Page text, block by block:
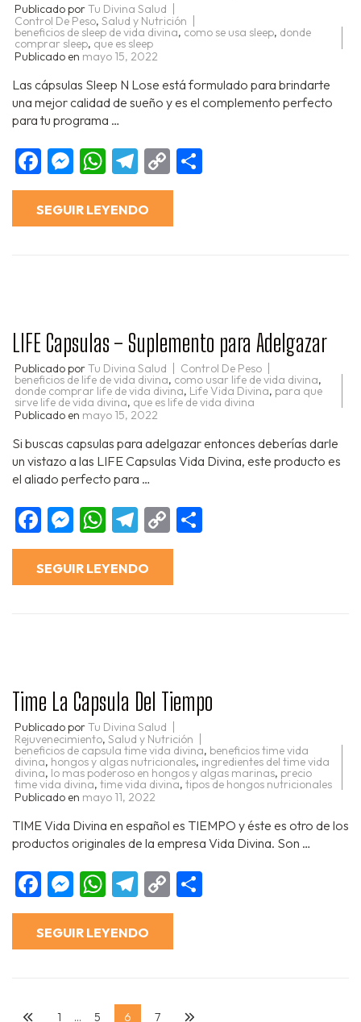
Publicado porTu Divina Salud
Control De Peso, Salud y Nutrición
beneficios de sleep de vida divina, como se usa sleep, donde
comprar sleep, que es sleep
Publicado en mayo 15, 2022
Las cápsulas Sleep N Lose está formulado para brindarte
una mejor calidad de sueño y es el complemento perfecto
para tu programa …
Facebook
Messenger
WhatsApp
Telegram
Copy
Link
SEGUIR LEYENDO
LIFE Capsulas – Suplemento para Adelgazar
Publicado porTu Divina Salud Control De Peso
beneficios de life de vida divina, como usar life de vida divina,
donde comprar life de vida divina, Life Vida Divina, para que
sirve life de vida divina, que es life de vida divina
Publicado en mayo 15, 2022
Si buscas capsulas para adelgazar entonces deberías darle
un vistazo a las LIFE Capsulas Vida Divina, este producto es
el aliado perfecto para …
Facebook
Messenger
WhatsApp
Telegram
Copy
Link
SEGUIR LEYENDO
Time La Capsula Del Tiempo
Publicado porTu Divina Salud
Rejuvenecimiento, Salud y Nutrición
beneficios de capsula time vida divina, beneficios time vida
divina, hongos y algas nutricionales, ingredientes del time vida
divina, lo mas poderoso en hongos y algas marinas, precio
time vida divina, time vida divina, tipos de hongos nutricionales
Publicado en mayo 11, 2022
TIME Vida Divina en español es TIEMPO y éste es otro de los
productos originales de la empresa Vida Divina. Son …
Facebook
Messenger
WhatsApp
Telegram
Copy
Link
SEGUIR LEYENDO
PaginaciónPágina
1 … Página
5 Página
6 Página
7